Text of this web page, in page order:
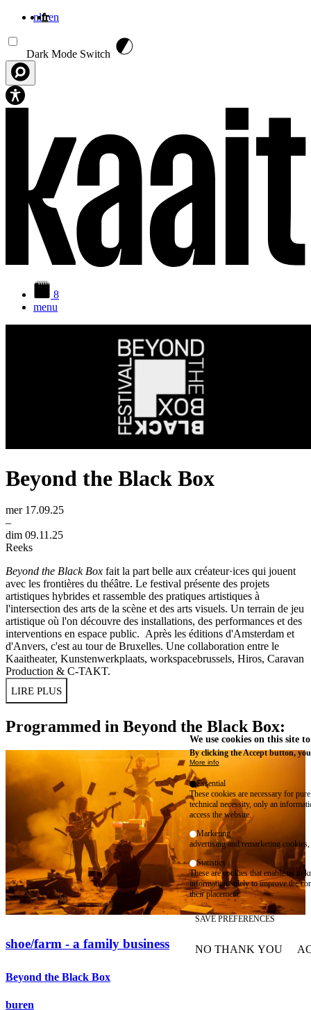
nlfren
Dark Mode Switch
8
menu
Beyond the Black Box
mer 17.09.25
–
dim 09.11.25
Reeks
Beyond the Black Box fait la part belle aux créateur·ices qui jouent
avec les frontières du théâtre. Le festival présente des projets
artistiques hybrides et rassemble des pratiques artistiques à
l'intersection des arts de la scène et des arts visuels. Un terrain de jeu
artistique où l'on découvre des installations, des performances et des
interventions en espace public. Après les éditions d'Amsterdam et
d'Anvers, c'est au tour de Bruxelles. Une collaboration entre le
Kaaitheater, Kunstenwerkplaats, workspacebrussels, Hiros, Caravan
Production & C-TAKT.
LIRE PLUS
Programmed in Beyond the Black Box:
shoe/farm - a family business
Beyond the Black Box
buren
We use cookies on this site
By clicking the Accept button,
More info
Essential
These cookies are necessary for
technical necessity, only an
access the website.
Marketing
advertising and remarketing cookies,
Statistics
These are cookies that enable us to
information solely to improve the
their placement.
SAVE PREFERENCES
NO THANK YOU
WITHDRAW